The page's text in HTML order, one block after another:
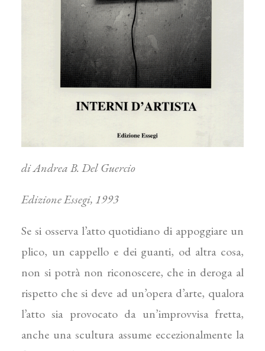
di Andrea B. Del Guercio
Edizione Essegi, 1993
Se si osserva l’atto quotidiano di appoggiare un
plico, un cappello e dei guanti, od altra cosa,
non si potrà non riconoscere, che in deroga al
rispetto che si deve ad un’opera d’arte, qualora
l’atto sia provocato da un’im­provvisa fretta,
anche una scultura assume eccezional­mente la